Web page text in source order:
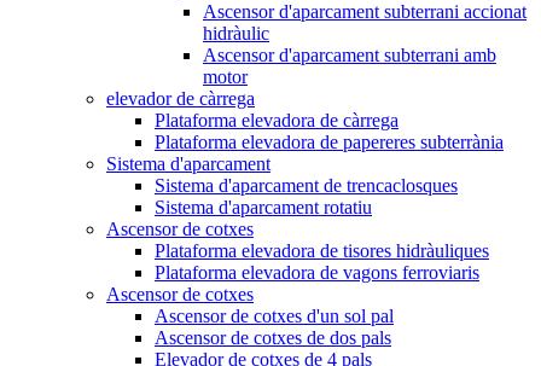
Ascensor d'aparcament subterrani accionat
hidràulic
Ascensor d'aparcament subterrani amb
motor
elevador de càrrega
Plataforma elevadora de càrrega
Plataforma elevadora de papereres subterrània
Sistema d'aparcament
Sistema d'aparcament de trencaclosques
Sistema d'aparcament rotatiu
Ascensor de cotxes
Plataforma elevadora de tisores hidràuliques
Plataforma elevadora de vagons ferroviaris
Ascensor de cotxes
Ascensor de cotxes d'un sol pal
Ascensor de cotxes de dos pals
Elevador de cotxes de 4 pals